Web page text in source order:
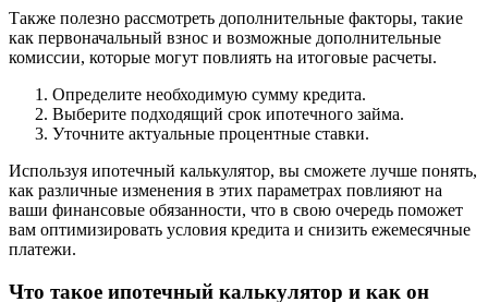
Также полезно рассмотреть дополнительные факторы, такие
как первоначальный взнос и возможные дополнительные
комиссии, которые могут повлиять на итоговые расчеты.
Определите необходимую сумму кредита.
Выберите подходящий срок ипотечного займа.
Уточните актуальные процентные ставки.
Используя ипотечный калькулятор, вы сможете лучше понять,
как различные изменения в этих параметрах повлияют на
ваши финансовые обязанности, что в свою очередь поможет
вам оптимизировать условия кредита и снизить ежемесячные
платежи.
Что такое ипотечный калькулятор и как он